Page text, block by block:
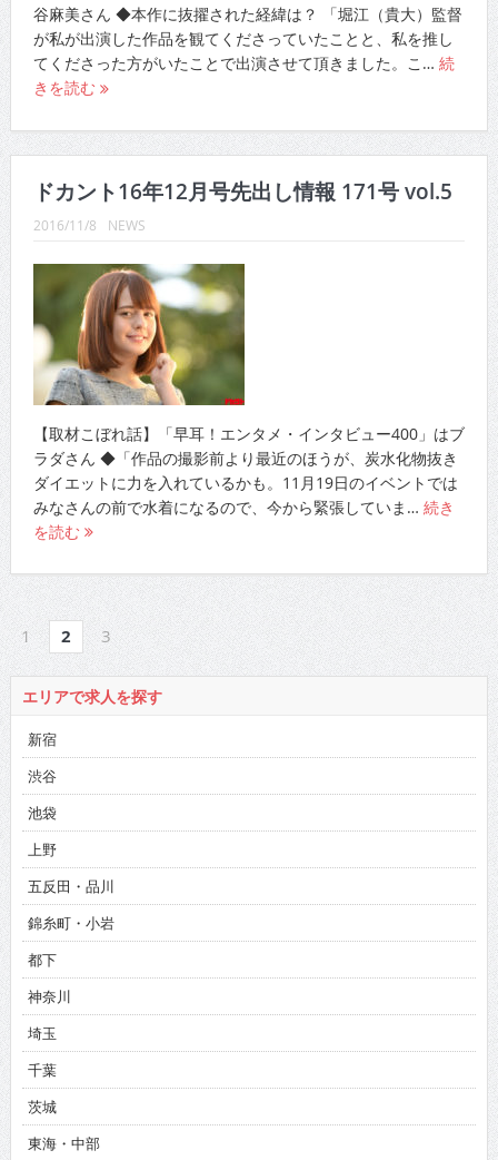
谷麻美さん ◆本作に抜擢された経緯は？ 「堀江（貴大）監督
が私が出演した作品を観てくださっていたことと、私を推し
てくださった方がいたことで出演させて頂きました。こ… 続
きを読む
ドカント16年12月号先出し情報 171号 vol.5
2016/11/8 NEWS
【取材こぼれ話】「早耳！エンタメ・インタビュー400」はブ
ラダさん ◆「作品の撮影前より最近のほうが、炭水化物抜き
ダイエットに力を入れているかも。11月19日のイベントでは
みなさんの前で水着になるので、今から緊張していま… 続き
を読む
1 2 3
エリアで求人を探す
新宿
渋谷
池袋
上野
五反田・品川
錦糸町・小岩
都下
神奈川
埼玉
千葉
茨城
東海・中部